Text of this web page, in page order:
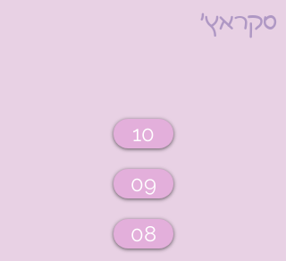
סקראץ'
10
09
08